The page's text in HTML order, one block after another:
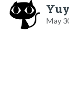
May